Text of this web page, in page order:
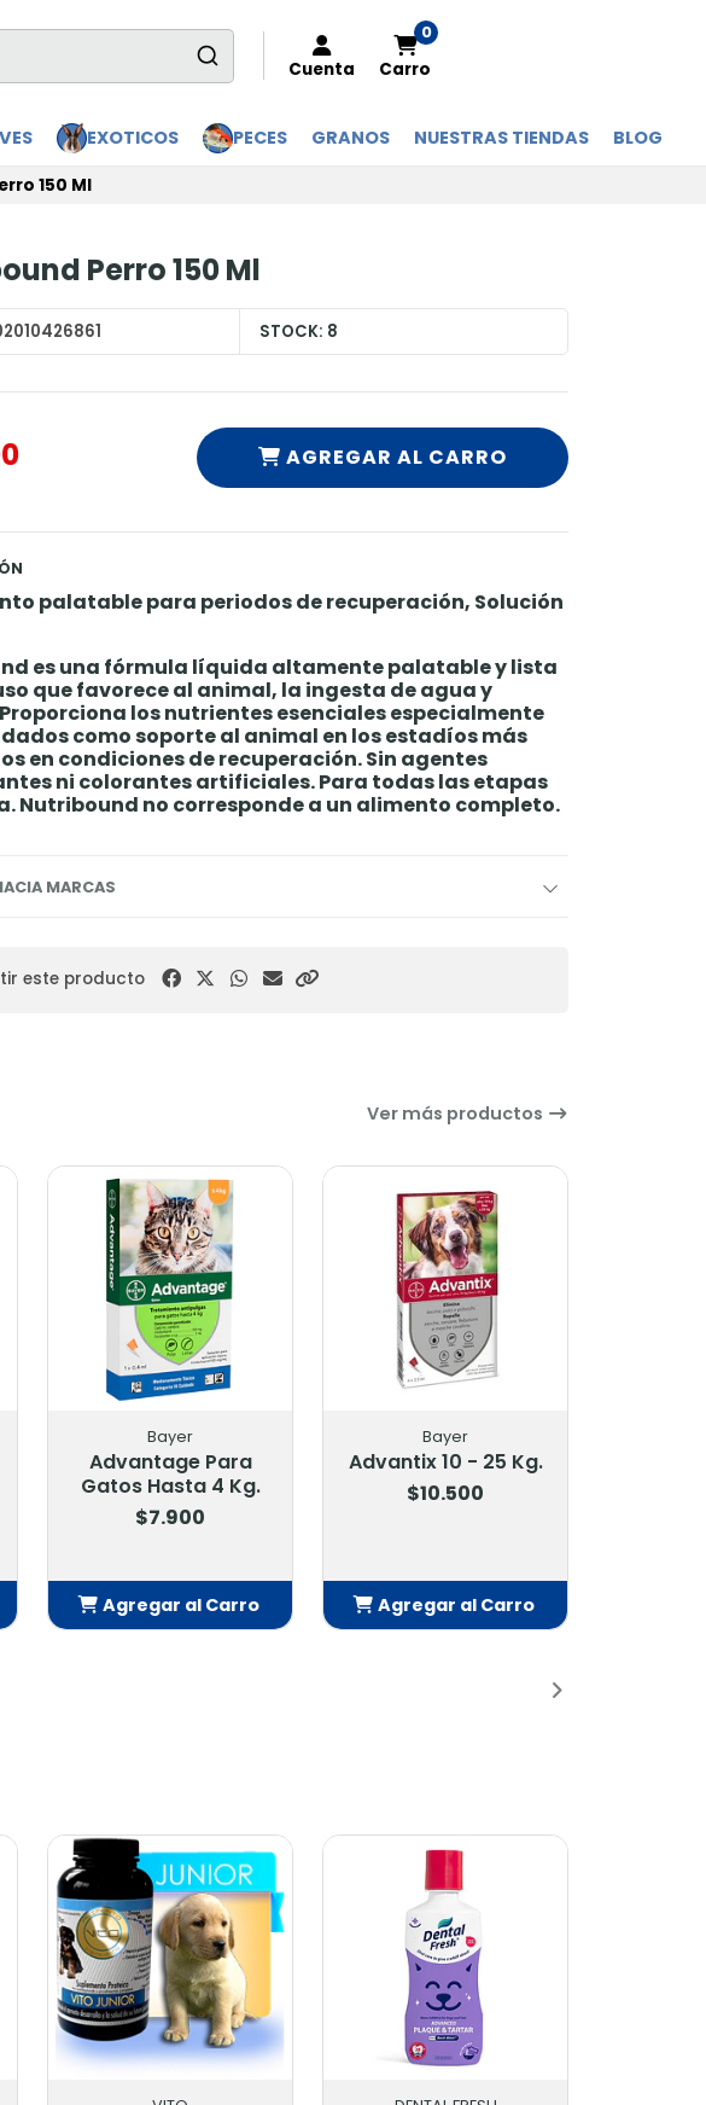
Cuenta
0
Carro
EXOTICOS PECES GRANOS NUESTRAS TIENDAS BLOG
150 Ml
Perro 150 Ml
STOCK: 8
AGREGAR AL CARRO
palatable para periodos de recuperación, Solución
es una fórmula líquida altamente palatable y lista
que favorece al animal, la ingesta de agua y
los nutrientes esenciales especialmente
como soporte al animal en los estadíos más
en condiciones de recuperación. Sin agentes
ni colorantes artificiales. Para todas las etapas
Nutribound no corresponde a un alimento completo.
MARCAS
este producto
Ver más productos
Bayer
Advantage Para
Gatos Hasta 4 Kg.
$7.900
Agregar al Carro
Bayer
Advantix 10 - 25 Kg.
$10.500
Agregar al Carro